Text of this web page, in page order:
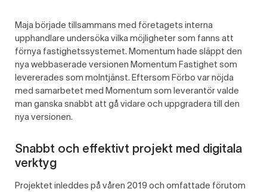
Maja började tillsammans med företagets interna
upphandlare undersöka vilka möjligheter som fanns att
förnya fastighetssystemet. Momentum hade släppt den
nya webbaserade versionen Momentum Fastighet som
levererades som molntjänst. Eftersom Förbo var nöjda
med samarbetet med Momentum som leverantör valde
man ganska snabbt att gå vidare och uppgradera till den
nya versionen.
Snabbt och effektivt projekt med digitala
verktyg
Projektet inleddes på våren 2019 och omfattade förutom